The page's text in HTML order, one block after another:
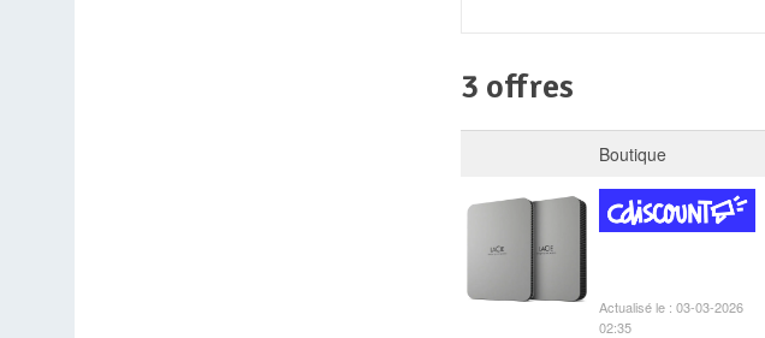
3 offres
Boutique
Actualisé le : 03-03-2026
02:35